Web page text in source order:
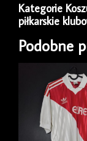
2011/12
Home
Adidas
[M]
Player
Kategorie
piłkarskie
Podobne